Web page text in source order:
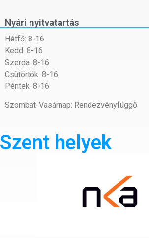
Nyári nyitvatartás
Hétfő: 8-16
Kedd: 8-16
Szerda: 8-16
Csütörtök: 8-16
Péntek: 8-16
Szombat-Vasárnap: Rendezvényfüggő
Szent helyek